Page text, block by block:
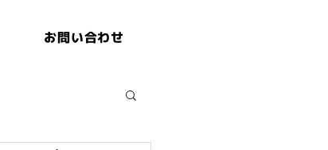
お問い合わせ